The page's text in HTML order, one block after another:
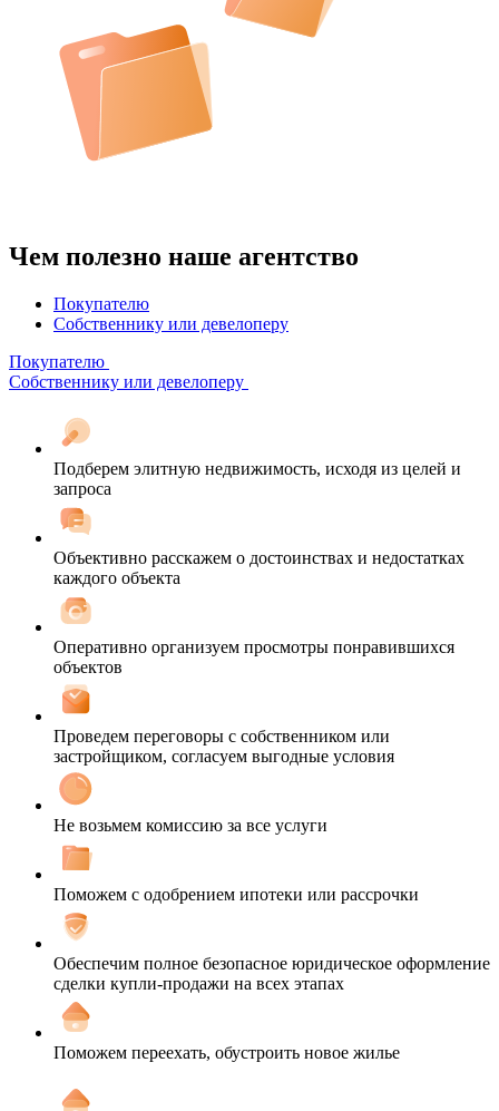
Чем полезно наше агентство
Покупателю
Собственнику или девелоперу
Покупателю
Собственнику или девелоперу
Подберем элитную недвижимость, исходя из целей и
запроса
Объективно расскажем о достоинствах и недостатках
каждого объекта
Оперативно организуем просмотры понравившихся
объектов
Проведем переговоры с собственником или
застройщиком, согласуем выгодные условия
Не возьмем комиссию за все услуги
Поможем с одобрением ипотеки или рассрочки
Обеспечим полное безопасное юридическое оформление
сделки купли-продажи на всех этапах
Поможем переехать, обустроить новое жилье